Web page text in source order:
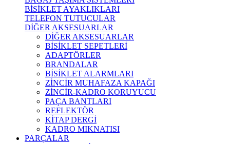
BİSİKLET AYAKLIKLARI
TELEFON TUTUCULAR
DİĞER AKSESUARLAR
DİĞER AKSESUARLAR
BİSİKLET SEPETLERİ
ADAPTÖRLER
BRANDALAR
BİSİKLET ALARMLARI
ZİNCİR MUHAFAZA KAPAĞI
ZİNCİR-KADRO KORUYUCU
PAÇA BANTLARI
REFLEKTÖR
KİTAP DERGİ
KADRO MIKNATISI
PARÇALAR